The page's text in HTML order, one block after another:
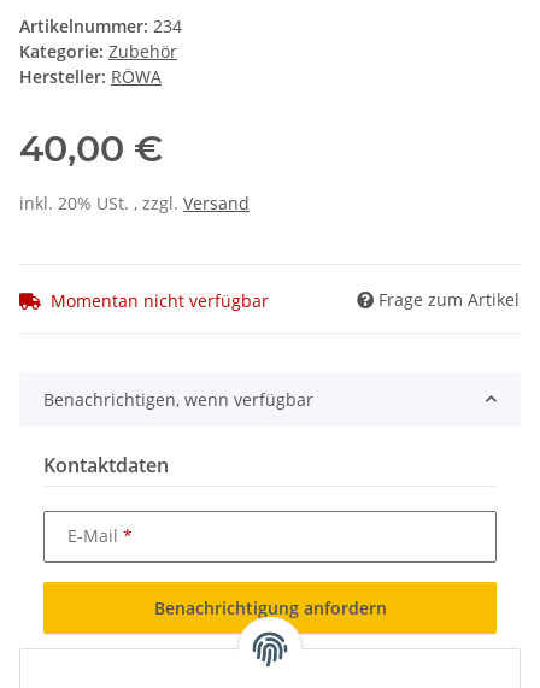
Artikelnummer: 234
Kategorie: Zubehör
Hersteller: RÖWA
40,00 €
inkl. 20% USt. , zzgl. Versand
Momentan nicht verfügbar Frage zum Artikel
Benachrichtigen, wenn verfügbar
Kontaktdaten
E-Mail
Benachrichtigung anfordern